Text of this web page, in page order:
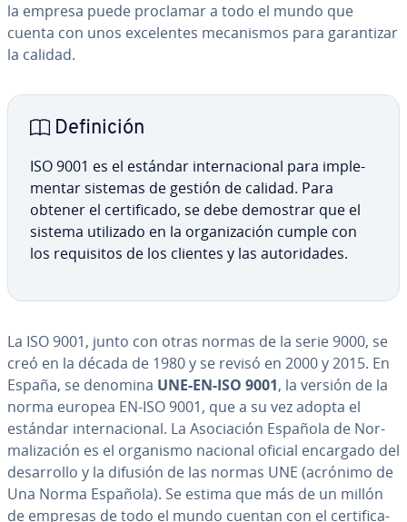
la empresa puede proclamar a todo el mundo que
cuenta con unos ex­ce­le­n­tes me­ca­ni­s­mos para ga­ra­n­ti­zar
la calidad.
De­fi­ni­ción
ISO 9001 es el estándar in­te­r­na­cio­nal para im­ple­
me­n­tar sistemas de gestión de calidad. Para
obtener el ce­r­ti­fi­ca­do, se debe demostrar que el
sistema utilizado en la or­ga­ni­za­ción cumple con
los re­qui­si­tos de los clientes y las au­to­ri­da­des.
La ISO 9001, junto con otras normas de la serie 9000, se
creó en la década de 1980 y se revisó en 2000 y 2015. En
España, se denomina UNE-EN-ISO 9001, la versión de la
norma europea EN-ISO 9001, que a su vez adopta el
estándar in­te­r­na­cio­nal. La Aso­cia­ción Española de No­r­
ma­li­za­ción es el organismo nacional oficial encargado del
de­sa­rro­llo y la difusión de las normas UNE (acrónimo de
Una Norma Española). Se estima que más de un millón
de empresas de todo el mundo cuentan con el ce­r­ti­fi­ca­